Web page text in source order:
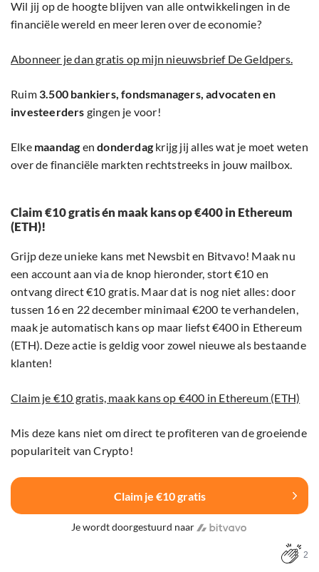
Wil jij op de hoogte blijven van alle ontwikkelingen in de
financiële wereld en meer leren over de economie?
Abonneer je dan gratis op mijn nieuwsbrief De Geldpers.
Ruim 3.500 bankiers, fondsmanagers, advocaten en
investeerders gingen je voor!
Elke maandag endonderdag krijg jij alles wat je moet weten
over de financiële markten rechtstreeks in jouw mailbox.
Claim €10 gratis én maak kans op €400 in Ethereum
(ETH)!
Grijp deze unieke kans met Newsbit en Bitvavo! Maak nu
een account aan via de knop hieronder, stort €10 en
ontvang direct €10 gratis. Maar dat is nog niet alles: door
tussen 16 en 22 december minimaal €200 te verhandelen,
maak je automatisch kans op maar liefst €400 in Ethereum
(ETH). Deze actie is geldig voor zowel nieuwe als bestaande
klanten!
Claim je €10 gratis, maak kans op €400 in Ethereum (ETH)
Mis deze kans niet om direct te profiteren van de groeiende
populariteit van Crypto!
Claim je €10 gratis
Je wordt doorgestuurd naar
2